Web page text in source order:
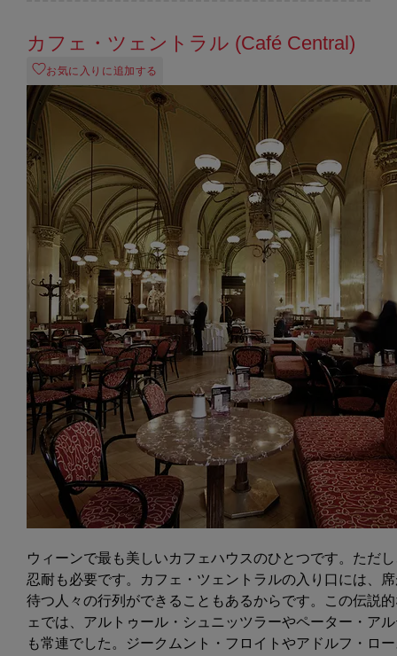
カフェ・ツェントラル (Café Central)
お気に入りに追加する
ウィーンで最も美しいカフェハウスのひとつです。ただ
忍耐も必要です。カフェ・ツェントラルの入り口には、
待つ人々の行列ができることもあるからです。この伝説
ェでは、アルトゥール・シュニッツラーやペーター・ア
も常連でした。ジークムント・フロイトやアドルフ・ロ